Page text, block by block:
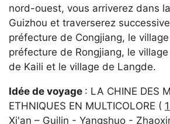
nord-ouest, vous arriverez dans
Guizhou et traverserez
préfecture de Congjiang, le
préfecture de Rongjiang, le
de Kaili et le village de Langde.
Idée de voyage : LA CHINE DES
ETHNIQUES EN MULTICOLORE (
Xi'an – Guilin - Yangshuo -